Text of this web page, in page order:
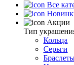
Все
Акции
Тип
Кольца
Серьги